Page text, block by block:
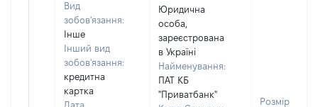
Вид
зобов'язання:
Інше
Інший вид
зобов'язання:
кредитна
картка
Дата
Юридична
особа,
зареєстрована
в Україні
Найменування:
ПАТ КБ
"Приватбанк"
Розмір: